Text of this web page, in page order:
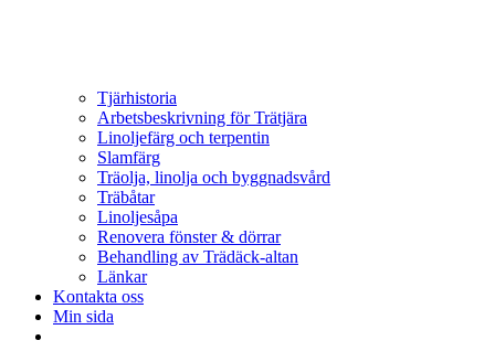
Tjärhistoria
Arbetsbeskrivning för Trätjära
Linoljefärg och terpentin
Slamfärg
Träolja, linolja och byggnadsvård
Träbåtar
Linoljesåpa
Renovera fönster & dörrar
Behandling av Trädäck-altan
Länkar
Kontakta oss
Min sida